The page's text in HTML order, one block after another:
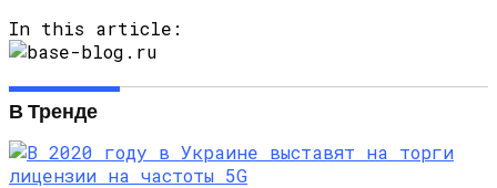
In this article:
В Тренде